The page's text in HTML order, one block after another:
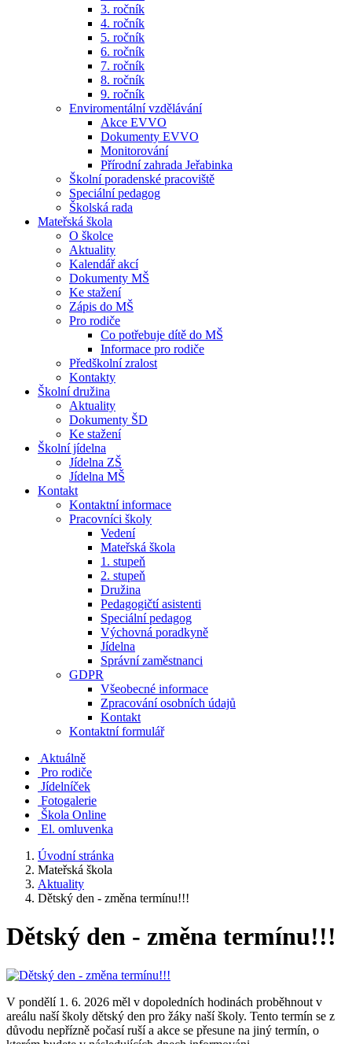
3. ročník
4. ročník
5. ročník
6. ročník
7. ročník
8. ročník
9. ročník
Enviromentální vzdělávání
Akce EVVO
Dokumenty EVVO
Monitorování
Přírodní zahrada Jeřabinka
Školní poradenské pracoviště
Speciální pedagog
Školská rada
Mateřská škola
O školce
Aktuality
Kalendář akcí
Dokumenty MŠ
Ke stažení
Zápis do MŠ
Pro rodiče
Co potřebuje dítě do MŠ
Informace pro rodiče
Předškolní zralost
Kontakty
Školní družina
Aktuality
Dokumenty ŠD
Ke stažení
Školní jídelna
Jídelna ZŠ
Jídelna MŠ
Kontakt
Kontaktní informace
Pracovníci školy
Vedení
Mateřská škola
1. stupeň
2. stupeň
Družina
Pedagogičtí asistenti
Speciální pedagog
Výchovná poradkyně
Jídelna
Správní zaměstnanci
GDPR
Všeobecné informace
Zpracování osobních údajů
Kontakt
Kontaktní formulář
Aktuálně
Pro rodiče
Jídelníček
Fotogalerie
Škola Online
El. omluvenka
Úvodní stránka
Mateřská škola
Aktuality
Dětský den - změna termínu!!!
Dětský den - změna termínu!!!
V pondělí 1. 6. 2026 měl v dopoledních hodinách proběhnout v
areálu naší školy dětský den pro žáky naší školy. Tento termín se z
důvodu nepřízně počasí ruší a akce se přesune na jiný termín, o